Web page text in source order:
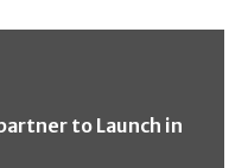
to Launch in